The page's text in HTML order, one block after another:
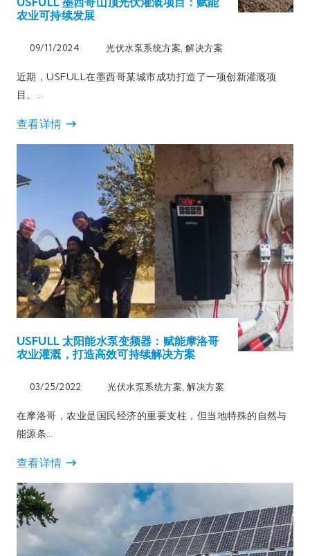
农业可持续发展
09/11/2024 光伏水泵系统方案 ,解决方案
近期，USFULL在墨西哥某城市成功打造了一项创新灌溉项
目。…
查看详情
USFULL 太阳能水泵变频器：赋能摩洛哥
农业灌溉，打造高效可持续解决方案​
03/25/2022 光伏水泵系统方案 ,解决方案
在摩洛哥，农业是国民经济的重要支柱，但当地特殊的自然与
能源条…
查看详情